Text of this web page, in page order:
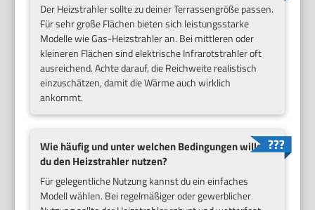
Der Heizstrahler sollte zu deiner Terrassengröße passen.
Für sehr große Flächen bieten sich leistungsstarke
Modelle wie Gas-Heizstrahler an. Bei mittleren oder
kleineren Flächen sind elektrische Infrarotstrahler oft
ausreichend. Achte darauf, die Reichweite realistisch
einzuschätzen, damit die Wärme auch wirklich
ankommt.
Wie häufig und unter welchen Bedingungen willst
du den Heizstrahler nutzen?
Für gelegentliche Nutzung kannst du ein einfaches
Modell wählen. Bei regelmäßiger oder gewerblicher